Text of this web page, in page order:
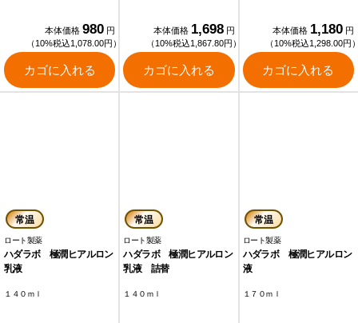
本体価格 980 円
（10%税込1,078.00円）
カゴに入れる
本体価格 1,698 円
（10%税込1,867.80円）
カゴに入れる
本体価格 1,180 円
（10%税込1,298.00円
カゴに入れる
常温
ロート製薬
ハダラボ 極潤ヒアルロン
乳液
１４０ｍｌ
常温
ロート製薬
ハダラボ 極潤ヒアルロン
乳液 詰替
１４０ｍｌ
常温
ロート製薬
ハダラボ 極潤ヒアルロン
液
１７０ｍｌ